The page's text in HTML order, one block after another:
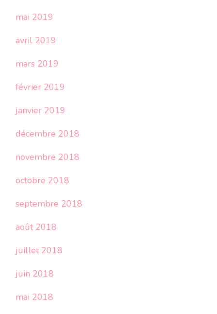
mai 2019
avril 2019
mars 2019
février 2019
janvier 2019
décembre 2018
novembre 2018
octobre 2018
septembre 2018
août 2018
juillet 2018
juin 2018
mai 2018